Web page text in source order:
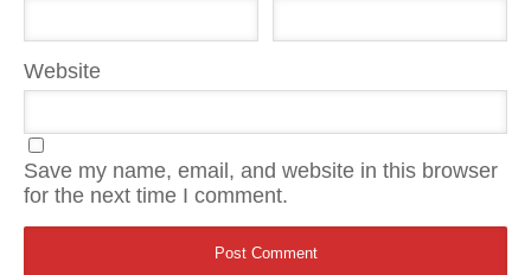
Website
Save my name, email, and website in this browser
for the next time I comment.